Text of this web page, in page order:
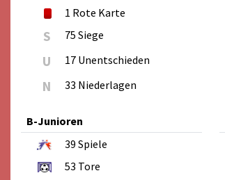
1 Rote Karte
S 75 Siege
U 17 Unentschieden
N 33 Niederlagen
B-Junioren
39 Spiele
53 Tore